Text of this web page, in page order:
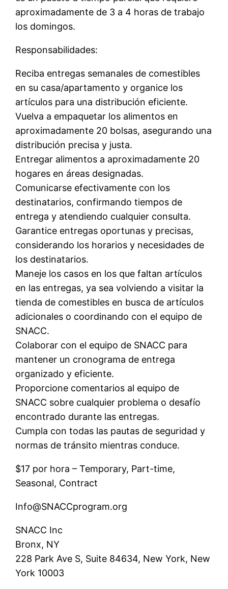
aproximadamente de 3 a 4 horas de trabajo
los domingos.
Responsabilidades:
Reciba entregas semanales de comestibles
en su casa/apartamento y organice los
artículos para una distribución eficiente.
Vuelva a empaquetar los alimentos en
aproximadamente 20 bolsas, asegurando una
distribución precisa y justa.
Entregar alimentos a aproximadamente 20
hogares en áreas designadas.
Comunicarse efectivamente con los
destinatarios, confirmando tiempos de
entrega y atendiendo cualquier consulta.
Garantice entregas oportunas y precisas,
considerando los horarios y necesidades de
los destinatarios.
Maneje los casos en los que faltan artículos
en las entregas, ya sea volviendo a visitar la
tienda de comestibles en busca de artículos
adicionales o coordinando con el equipo de
SNACC.
Colaborar con el equipo de SNACC para
mantener un cronograma de entrega
organizado y eficiente.
Proporcione comentarios al equipo de
SNACC sobre cualquier problema o desafío
encontrado durante las entregas.
Cumpla con todas las pautas de seguridad y
normas de tránsito mientras conduce.
$17 por hora – Temporary, Part-time,
Seasonal, Contract
Info@SNACCprogram.org
SNACC Inc
Bronx, NY
228 Park Ave S, Suite 84634, New York, New
York 10003